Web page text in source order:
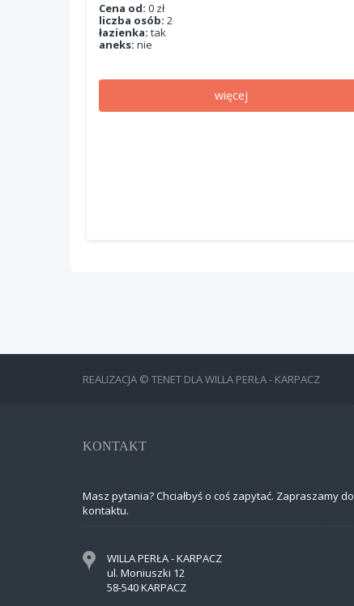
Cena od: 0 zł
liczba osób: 2
łazienka: tak
aneks: nie
więcej
REALIZACJA © TENET DLA WILLA PERŁA - KARPACZ
KONTAKT
Masz pytania? Chciałbyś o coś zapytać. Zapraszamy do
kontaktu.
WILLA PERŁA - KARPACZ
ul. Moniuszki 12
58-540 KARPACZ